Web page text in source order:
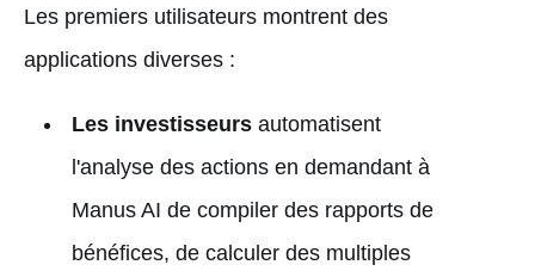
Les premiers utilisateurs montrent des
applications diverses :
Les investisseursautomatisent
l'analyse des actions en demandant à
Manus AI de compiler des rapports de
bénéfices, de calculer des multiples